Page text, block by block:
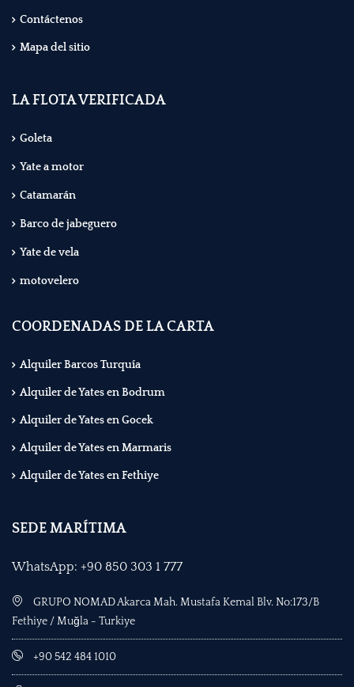
Contáctenos
Mapa del sitio
LA FLOTA VERIFICADA
Goleta
Yate a motor
Catamarán
Barco de jabeguero
Yate de vela
motovelero
COORDENADAS DE LA CARTA
Alquiler Barcos Turquía
Alquiler de Yates en Bodrum
Alquiler de Yates en Gocek
Alquiler de Yates en Marmaris
Alquiler de Yates en Fethiye
SEDE MARÍTIMA
WhatsApp: +90 850 303 1 777
GRUPO NOMAD Akarca Mah. Mustafa Kemal Blv. No:173/B
Fethiye / Muğla - Turkiye
+90 542 484 1010